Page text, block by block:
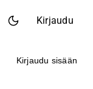
Kirjaudu
Kirjaudu sisään